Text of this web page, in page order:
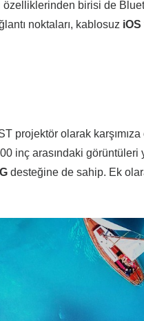
birisi de
noktaları, kablosuz iOS
projektör olarak karşımıza
inç arasındaki görüntüleri
desteğine de sahip. Ek